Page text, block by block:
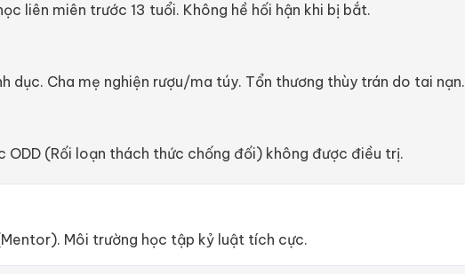
liên miên trước 13 tuổi. Không hề hối hận khi bị bắt.
Cha mẹ nghiện rượu/ma túy. Tổn thương thùy trán do tai nạn.
ODD (Rối loạn thách thức chống đối) không được điều trị.
Môi trường học tập kỷ luật tích cực.